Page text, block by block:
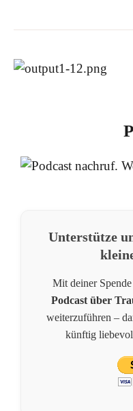
Unterstütze
Mit deiner
Podcast über
weiterzuführen –
künftig